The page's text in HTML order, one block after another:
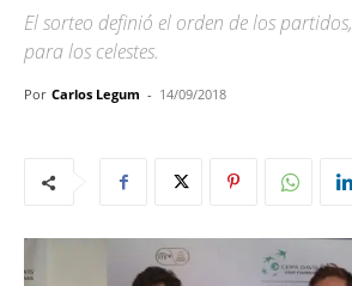
El sorteo definió el orden de los
para los celestes.
Por Carlos Legum - 14/09/2018